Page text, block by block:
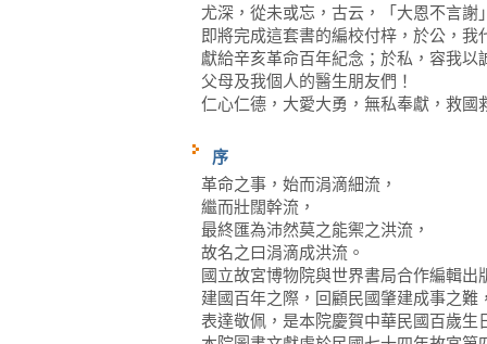
尤深，從未或忘，古云，「大恩不言
即將完成這套書的編校付梓，於公，
獻給辛亥革命百年紀念；於私，容我
父母及我個人的醫生朋友們！
仁心仁德，大愛大勇，無私奉獻，救國
序
革命之事，始而涓滴細流，
繼而壯闊幹流，
最終匯為沛然莫之能禦之洪流，
故名之曰涓滴成洪流。
國立故宮博物院與世界書局合作編輯
建國百年之際，回顧民國肇建成事之
表達敬佩，是本院慶賀中華民國百歲生